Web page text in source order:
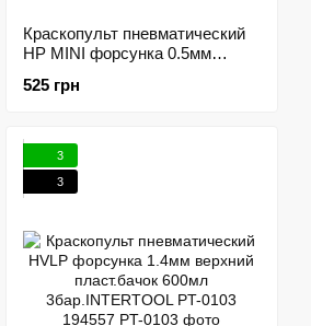
Краскопульт пневматический
HP MINI форсунка 0.5мм
125мл.5бар INTERTOOL PT-
525 грн
3
3